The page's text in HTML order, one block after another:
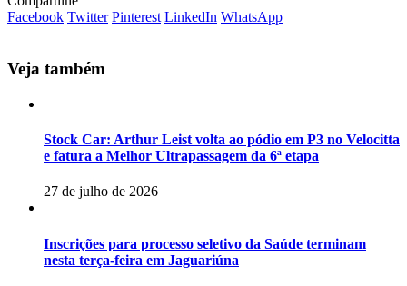
Facebook Twitter Pinterest LinkedIn WhatsApp
Veja também
Stock Car: Arthur Leist volta ao pódio em P3 no Velocitta
e fatura a Melhor Ultrapassagem da 6ª etapa
27 de julho de 2026
Inscrições para processo seletivo da Saúde terminam
nesta terça-feira em Jaguariúna